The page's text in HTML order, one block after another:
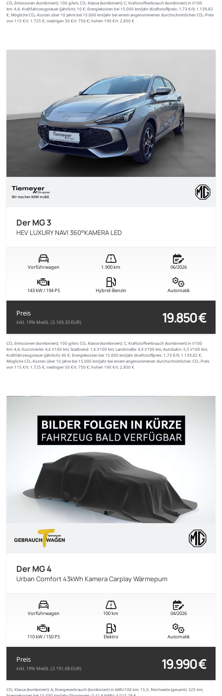
CO₂ Emissionen (kombiniert): 100 g/km; CO₂ Klasse (kombiniert): C; Kraftstoffverbrauch (kombiniert) in l/100
km: 4,4; Kraftfahrzeugsteuer (jährlich): 10 €; Energiekosten bei 15.000 km/Jahr (Kraftstoffpreis: 1,73 €/l): 1.139,82
€; Mögliche CO₂-Kosten über 10 Jahre bei 15.000 km/Jahr bei einem angenommenen durchschnittlichen CO₂-Preis
von 115 €/t: 1.725 €; niedrigen 50 €/t: 750 €; hohen 190 €/t: 2.850 €
Der MG 3
HEV LUXURY NAVI 360°KAMERA LED
Vorführwagen 1.900 km 06/2026
143 kW / 194 PS Hybrid-Benzin Automatik
Preis
inkl. 19% MwSt. (3.169,33 EUR) 19.850 €
CO₂ Emissionen (kombiniert): 100 g/km; CO₂ Klasse (kombiniert): C; Kraftstoffverbrauch (kombiniert) in l/100
km: 4,4; Kurzstrecke: 4,6 l/100 km; Stadtrand: 1,6 l/100 km; Landstraße: 4,9 l/100 km; Autobahn: 5,5 l/100 km;
Kraftfahrzeugsteuer (jährlich): 40 €; Energiekosten bei 15.000 km/Jahr (Kraftstoffpreis: 1,73 €/l): 1.139,82 €;
Mögliche CO₂-Kosten über 10 Jahre bei 15.000 km/Jahr bei einem angenommenen durchschnittlichen CO₂-Preis
von 115 €/t: 1.725 €; niedrigen 50 €/t: 750 €; hohen 190 €/t: 2.850 €
Der MG 4
Urban Comfort 43kWh Kamera Carplay Wärmepum
Vorführwagen 100 km 04/2026
110 kW / 150 PS Elektro Automatik
Preis
inkl. 19% MwSt. (3.191,68 EUR) 19.990 €
CO₂ Klasse (kombiniert): A; Energieverbrauch (kombiniert) in kWh/100 km: 15,5; Reichweite (gesamt): 325 km;